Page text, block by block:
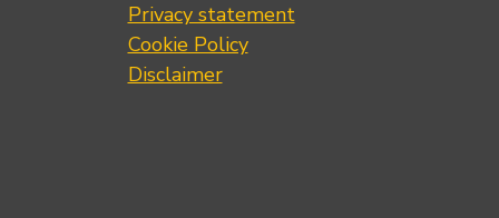
Privacy statement
Cookie Policy
Disclaimer